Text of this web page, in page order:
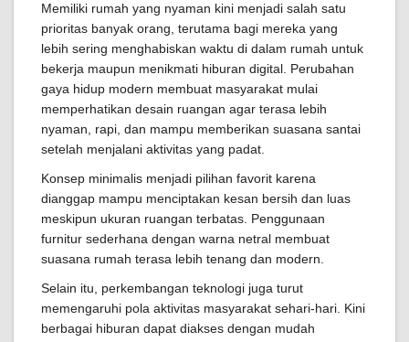
Memiliki rumah yang nyaman kini menjadi salah satu
prioritas banyak orang, terutama bagi mereka yang
lebih sering menghabiskan waktu di dalam rumah untuk
bekerja maupun menikmati hiburan digital. Perubahan
gaya hidup modern membuat masyarakat mulai
memperhatikan desain ruangan agar terasa lebih
nyaman, rapi, dan mampu memberikan suasana santai
setelah menjalani aktivitas yang padat.
Konsep minimalis menjadi pilihan favorit karena
dianggap mampu menciptakan kesan bersih dan luas
meskipun ukuran ruangan terbatas. Penggunaan
furnitur sederhana dengan warna netral membuat
suasana rumah terasa lebih tenang dan modern.
Selain itu, perkembangan teknologi juga turut
memengaruhi pola aktivitas masyarakat sehari-hari. Kini
berbagai hiburan dapat diakses dengan mudah